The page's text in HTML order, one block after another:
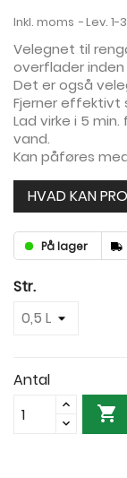
Inkl. moms Lev. 1-
Velegnet til
overflader
Det er også
Fjerner effektivt
Lad virke i 5
vand.
Kan påføres
HVAD KAN
På lager
Str.
Antal
